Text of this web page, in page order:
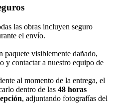
las obras incluyen seguro
el envío.
paquete visiblemente dañado,
y contactar a nuestro equipo de
al momento de la entrega, el
dentro de las 48 horas
, adjuntando fotografías del